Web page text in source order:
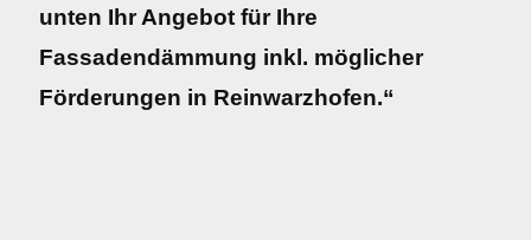
unten Ihr Angebot für Ihre
Fassadendämmung inkl. möglicher
Förderungen in Reinwarzhofen.“